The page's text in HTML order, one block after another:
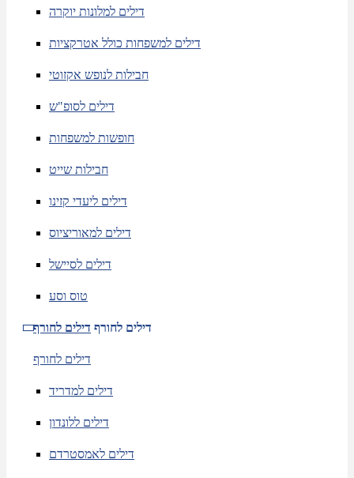
דילים למלונות יוקרה
דילים למשפחות כולל אטרקציות
חבילות לנופש אקזוטי
דילים לסופ"ש
חופשות למשפחות
חבילות שייט
דילים ליעדי קזינו
דילים למאוריציוס
דילים לסיישל
טוס וסע
דילים לחורף דילים לחורף
דילים לחורף
דילים למדריד
דילים ללונדון
דילים לאמסטרדם